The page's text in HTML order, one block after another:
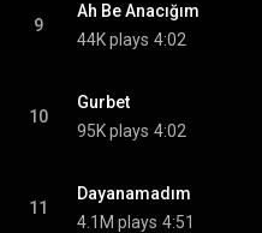
9
Ah Be Anacığım
44K plays 4:02
10
Gurbet
95K plays 4:02
11
Dayanamadım
4.1M plays 4:51